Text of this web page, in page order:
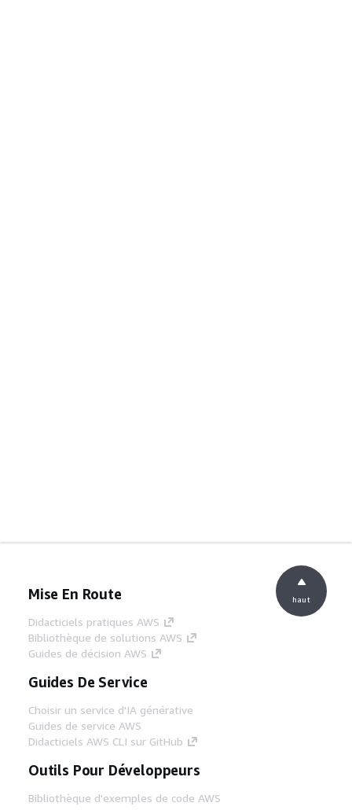
Mise En Route
Didacticiels pratiques AWS
Bibliothèque de solutions AWS
Guides de décision AWS
Guides De Service
Choisir un service d'IA générative
Guides de service AWS
Didacticiels AWS CLI sur GitHub
Outils Pour Développeurs
Bibliothèque d'exemples de code AWS
haut